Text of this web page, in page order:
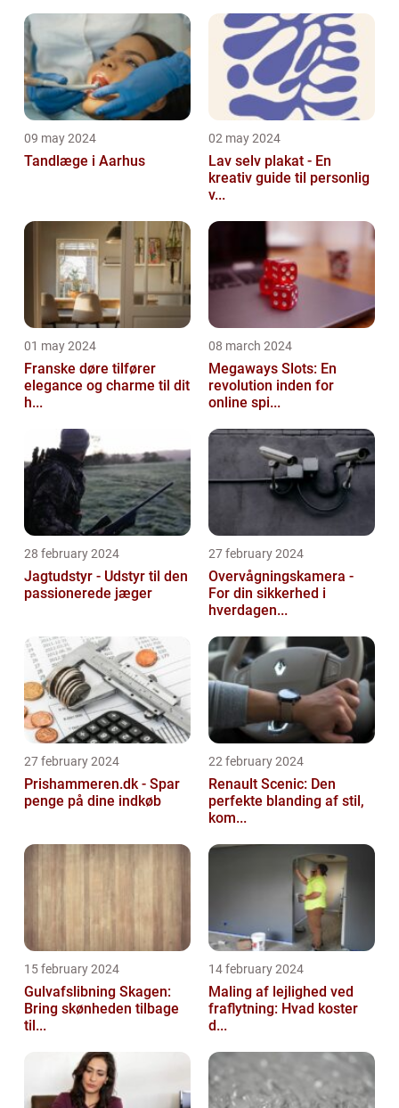
09 may 2024
Tandlæge i Aarhus
02 may 2024
Lav selv plakat - En
kreativ guide til personlig
v...
01 may 2024
Franske døre tilfører
elegance og charme til dit
h...
08 march 2024
Megaways Slots: En
revolution inden for
online spi...
28 february 2024
Jagtudstyr - Udstyr til den
passionerede jæger
27 february 2024
Overvågningskamera -
For din sikkerhed i
hverdagen...
27 february 2024
Prishammeren.dk - Spar
penge på dine indkøb
22 february 2024
Renault Scenic: Den
perfekte blanding af stil,
kom...
15 february 2024
Gulvafslibning Skagen:
Bring skønheden tilbage
til...
14 february 2024
Maling af lejlighed ved
fraflytning: Hvad koster
d...